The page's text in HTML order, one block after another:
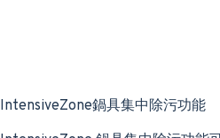
IntensiveZone鍋具集中除污功能